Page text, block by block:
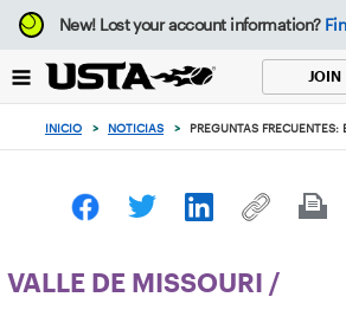
Enfoque
desde
botón
volver
principio
New!Lost your account information?
JOIN
INICIO > NOTICIAS > PREGUNTAS
VALLE DE MISSOURI
/